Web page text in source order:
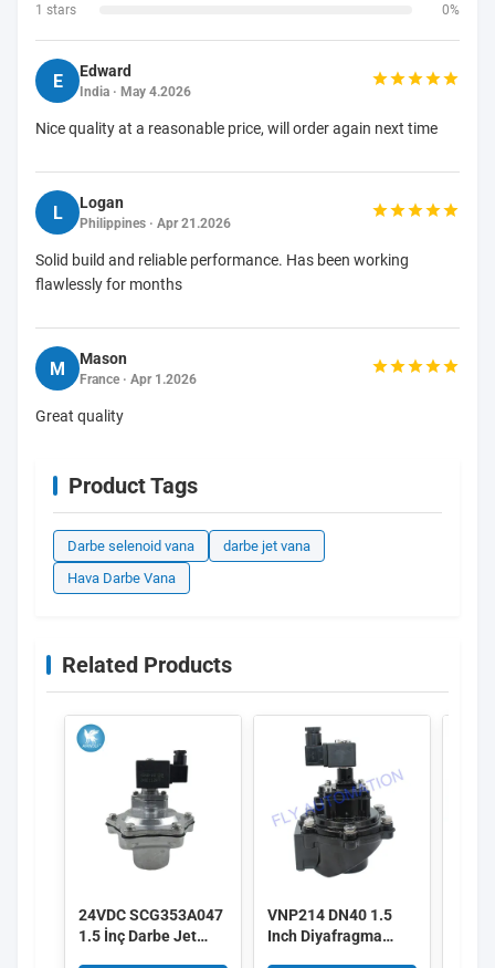
1 stars
0%
E Edward
India · May 4.2026
Nice quality at a reasonable price, will order again next time
L Logan
Philippines · Apr 21.2026
Solid build and reliable performance. Has been working
flawlessly for months
M Mason
France · Apr 1.2026
Great quality
Product Tags
Darbe selenoid vana
darbe jet vana
Hava Darbe Vana
Related Products
24VDC SCG353A047
1.5 İnç Darbe Jet
VNP214 DN40 1.5
Inch Diyafragma